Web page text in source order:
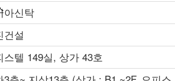
아신탁
건설
스텔 149실, 상가 43호